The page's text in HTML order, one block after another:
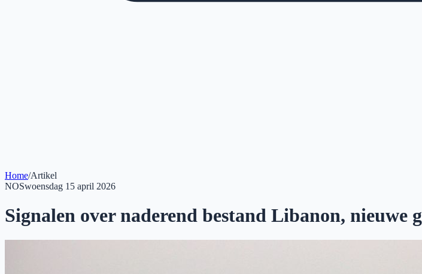
Home/Artikel
NOSwoensdag 15 april 2026
Signalen over naderend bestand Libanon, nieuwe